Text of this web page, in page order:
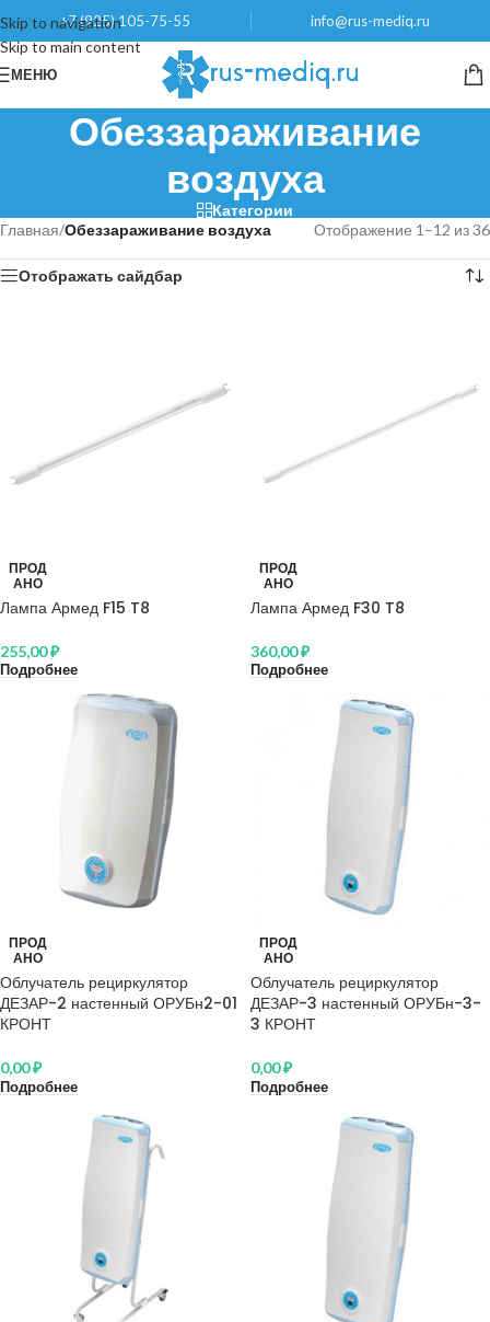
Skip to navigation
Skip to main content
+7 (925) 105-75-55 info@rus-mediq.ru
МЕНЮ
Обеззараживание
воздуха
Категории
Главная/Обеззараживание воздуха Отображение 1–12 из 36
Отображать сайдбар
ПРОД
АНО
Лампа Армед F15 T8
255,00₽
Подробнее
ПРОД
АНО
Лампа Армед F30 T8
360,00₽
Подробнее
ПРОД
АНО
Облучатель рециркулятор
ДЕЗАР-2 настенный ОРУБн2-01
КРОНТ
0,00₽
Подробнее
ПРОД
АНО
Облучатель рециркулятор
ДЕЗАР-3 настенный ОРУБн-3-
3 КРОНТ
0,00₽
Подробнее